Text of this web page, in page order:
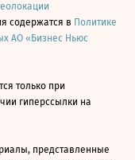
содержатся в Политике
АО «Бизнес Ньюс
только при
гиперссылки на
представленные